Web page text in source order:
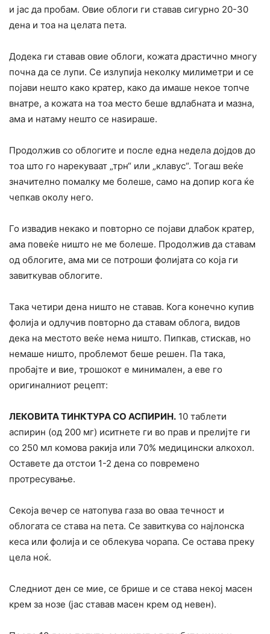
и јас да пробам. Овие облоги ги ставав сигурно 20-30
дена и тоа на целата пета.
Додека ги ставав овие облоги, кожата драстично многу
почна да се лупи. Се излупија неколку милиметри и се
појави нешто како кратер, како да имаше некое топче
внатре, а кожата на тоа место беше вдлабната и мазна,
ама и натаму нешто се наѕираше.
Продолжив со облогите и после една недела дојдов до
тоа што го нарекуваат „трн“ или „клавус“. Тогаш веќе
значително помалку ме бoлеше, само на допир кога ќе
чепкав околу него.
Го извадив некако и повторно се појави длабок кратер,
ама повеќе ништо не ме бoлеше. Продолжив да ставам
од облогите, ама ми се потроши фолијата со која ги
завиткував облогите.
Така четири дена ништо не ставав. Кога конечно купив
фолија и одлучив повторно да ставам облога, видов
дека на местото веќе нема ништо. Пипкaв, cтискав, но
немаше ништо, проблемот беше решен. Па така,
пробајте и вие, трошокот е минимален, а еве го
оригиналниот рецепт:
ЛЕКОВИТА ТИНКТУРА СО АСПИРИН. 10 таблети
аспирин (од 200 мг) иситнете ги во прав и прелијте ги
со 250 мл комова ракија или 70% медицински алкохол.
Оставете да отстои 1-2 дена со повремено
протресување.
Секоја вечер се натопува газа во оваа течност и
облогата се става на пета. Се завиткува со најлонска
кеса или фолија и се облекува чорапа. Се остава преку
цела ноќ.
Следниот ден се мие, се брише и се става некој масен
крем за нозе (јас ставав масен крем од невен).